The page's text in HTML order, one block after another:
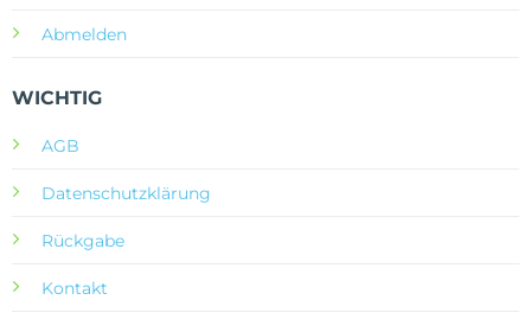
Abmelden
WICHTIG
AGB
Datenschutzklärung
Rückgabe
Kontakt